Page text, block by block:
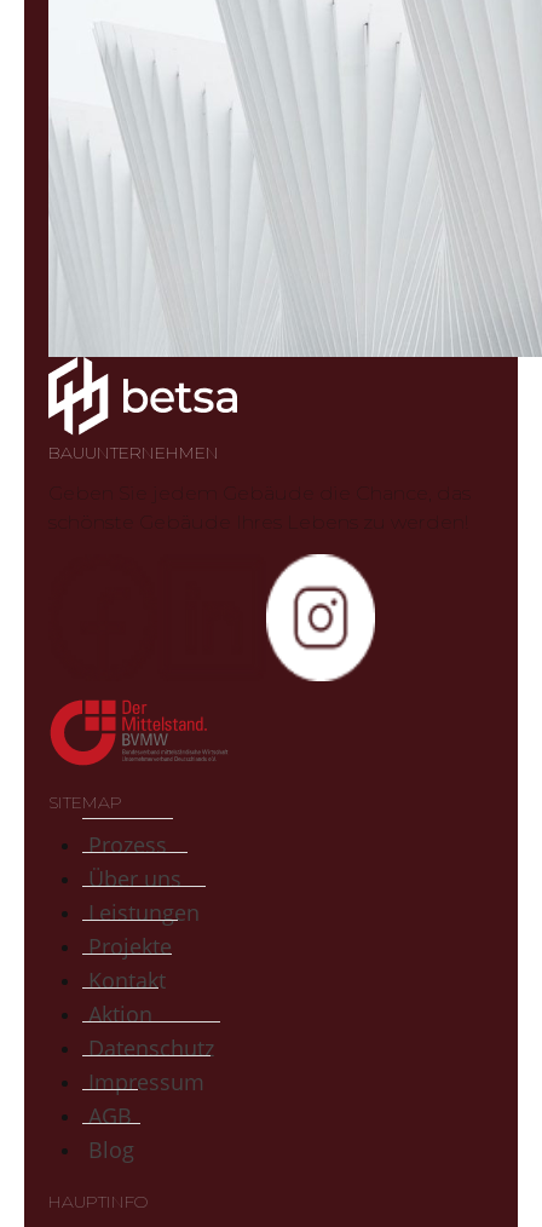
BAUUNTERNEHMEN
Geben Sie jedem Gebäude die Chance, das
schönste Gebäude Ihres Lebens zu werden!
SITEMAP
Prozess
Über uns
Leistungen
Projekte
Kontakt
Aktion
Datenschutz
Impressum
AGB
Blog
HAUPTINFO